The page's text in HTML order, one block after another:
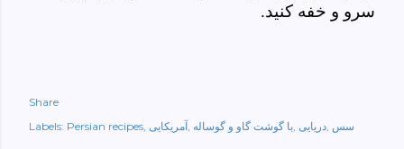
سرو و خفه کنید.
Share
Labels: Persian recipes آمریکایی با گوشت گاو و گوساله دریایی سس